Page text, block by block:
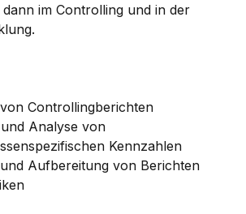
dann im Controlling und in der
Controllingberichten
Analyse von
Kennzahlen
Aufbereitung von Berichten